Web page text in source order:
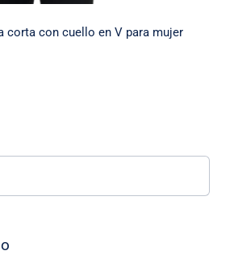
corta con cuello en V para mujer